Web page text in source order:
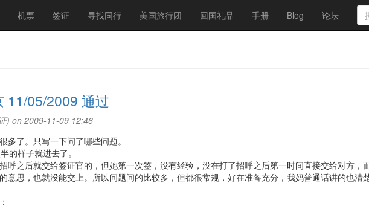
机票 签证 寻找同行 美国旅行团 回国礼品 手册 Blog 论坛
11/05/2009 通过
) on 2009-11-09 12:46
多了。只写一下问了哪些问题。
的样子就进去了。
呼之后就交给签证官的，但她第一次签，没有经验，没在打了招呼之后第一时间直接交给对方，
意思，也就没能交上。所以问题问的比较多，但都很常规，好在准备充分，我妈普通话讲的也清